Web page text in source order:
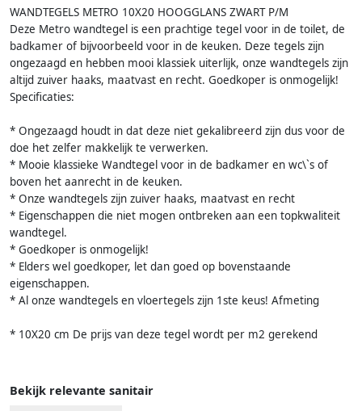
WANDTEGELS METRO 10X20 HOOGGLANS ZWART P/M
Deze Metro wandtegel is een prachtige tegel voor in de toilet, de
badkamer of bijvoorbeeld voor in de keuken. Deze tegels zijn
ongezaagd en hebben mooi klassiek uiterlijk, onze wandtegels zijn
altijd zuiver haaks, maatvast en recht. Goedkoper is onmogelijk!
Specificaties:
* Ongezaagd houdt in dat deze niet gekalibreerd zijn dus voor de
doe het zelfer makkelijk te verwerken.
* Mooie klassieke Wandtegel voor in de badkamer en wc\`s of
boven het aanrecht in de keuken.
* Onze wandtegels zijn zuiver haaks, maatvast en recht
* Eigenschappen die niet mogen ontbreken aan een topkwaliteit
wandtegel.
* Goedkoper is onmogelijk!
* Elders wel goedkoper, let dan goed op bovenstaande
eigenschappen.
* Al onze wandtegels en vloertegels zijn 1ste keus! Afmeting
* 10X20 cm De prijs van deze tegel wordt per m2 gerekend
Bekijk relevante sanitair